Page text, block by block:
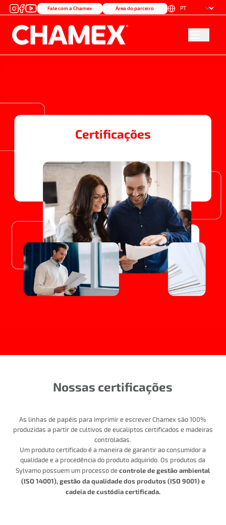
Fale com a Chamex Área do parceiro
Certificações
Nossas certificações
As linhas de papéis para imprimir e escrever Chamex são 100%
produzidas a partir de cultivos de eucaliptos certificados e madeiras
controladas.
Um produto certificado é a maneira de garantir ao consumidor a
qualidade e a procedência do produto adquirido. Os produtos da
Sylvamo possuem um processo decontrole de gestão ambiental
(ISO 14001), gestão da qualidade dos produtos (ISO 9001) e
cadeia de custódia certificada.